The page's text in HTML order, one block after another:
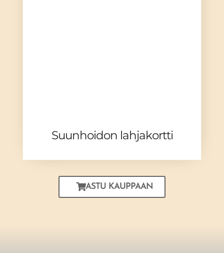
Suunhoidon lahjakortti
ASTU KAUPPAAN